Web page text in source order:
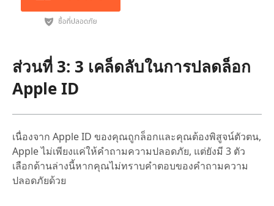
ส่วนที่ 3: 3 เคล็ดลับในการปลดล็อก
Apple ID
เนื่องจาก Apple ID ของคุณถูกล็อกและคุณต้องพิสูจน์ตัวตน,
Apple ไม่เพียงแค่ให้คำถามความปลอดภัย, แต่ยังมี 3 ตัว
เลือกด้านล่างนี้หากคุณไม่ทราบคำตอบของคำถามความ
ปลอดภัยด้วย